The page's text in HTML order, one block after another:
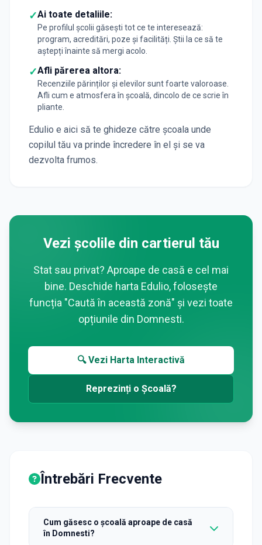
✓Ai toate detaliile:
Pe profilul școlii găsești tot ce te interesează:
program, acreditări, poze și facilități. Știi la ce să te
aștepți înainte să mergi acolo.
✓Afli părerea altora:
Recenziile părinților și elevilor sunt foarte valoroase.
Afli cum e atmosfera în școală, dincolo de ce scrie în
pliante.
Edulio e aici să te ghideze către școala unde
copilul tău va prinde încredere în el și se va
dezvolta frumos.
Vezi școlile din cartierul tău
Stat sau privat? Aproape de casă e cel mai
bine. Deschide harta Edulio, folosește
funcția "Caută în această zonă" și vezi toate
opțiunile din Domnesti.
🔍 Vezi Harta Interactivă
Reprezinți o Școală?
Întrebări Frecvente
Cum găsesc o școală aproape de casă
în Domnesti?